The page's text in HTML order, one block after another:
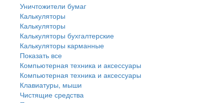
Уничтожители бумаг
Калькуляторы
Калькуляторы
Калькуляторы бухгалтерские
Калькуляторы карманные
Показать все
Компьютерная техника и аксессуары
Компьютерная техника и аксессуары
Клавиатуры, мыши
Чистящие средства